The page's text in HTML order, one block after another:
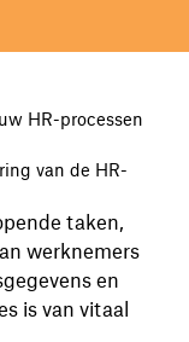
HR-processen
van de HR-
taken,
werknemers
en
is van vitaal